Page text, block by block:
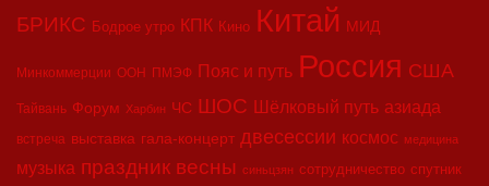
БРИКС Бодрое утро КПК Кино Китай МИД
Минкоммерции ООН ПМЭФ Пояс и путь Россия США
Тайвань Форум Харбин ЧС ШОС Шёлковый путь азиада
встреча выставка гала-концерт двесессии космос медицина
музыка праздник весны синьцзян сотрудничество спутник